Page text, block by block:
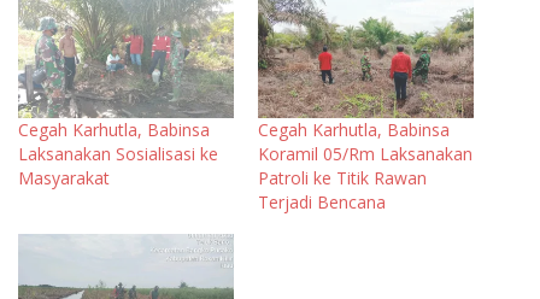
Cegah Karhutla, Babinsa
Laksanakan Sosialisasi ke
Masyarakat
Cegah Karhutla, Babinsa
Koramil 05/Rm Laksanakan
Patroli ke Titik Rawan
Terjadi Bencana